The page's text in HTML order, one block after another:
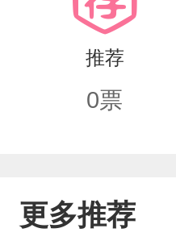
推荐
0票
更多推荐